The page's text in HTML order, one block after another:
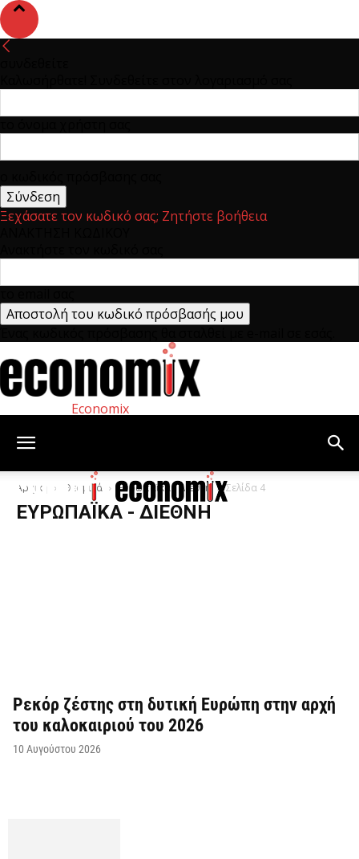
Ξεχάσατε τον κωδικό σας; Ζητήστε βοήθεια
Economix
Αρχική Θεσμικά Ευρωπαϊκά - Διεθνή Σελίδα 4
ΕΥΡΩΠΑΪΚΆ - ΔΙΕΘΝΉ
Ρεκόρ ζέστης στη δυτική Ευρώπη στην αρχή
του καλοκαιριού του 2026
10 Αυγούστου 2026